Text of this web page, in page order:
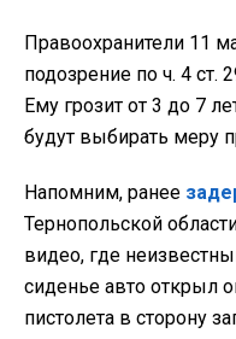
Правоохранители 11
подозрение по ч. 4 ст.
Ему грозит от 3 до 7
будут выбирать меру
Напомним, ранее
Тернопольской
видео, где
сиденье авто открыл
пистолета в сторону